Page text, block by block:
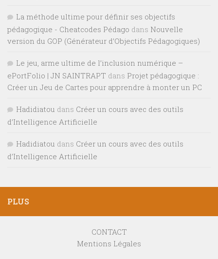
La méthode ultime pour définir ses objectifs
pédagogique - Cheatcodes Pédago dans Nouvelle
version du GOP (Générateur d’Objectifs Pédagogiques)
Le jeu, arme ultime de l’inclusion numérique –
ePortFolio | JN SAINTRAPT dans Projet pédagogique :
Créer un Jeu de Cartes pour apprendre à monter un PC
Hadidiatou dans Créer un cours avec des outils
d’Intelligence Artificielle
Hadidiatou dans Créer un cours avec des outils
d’Intelligence Artificielle
PLUS
CONTACT
Mentions Légales